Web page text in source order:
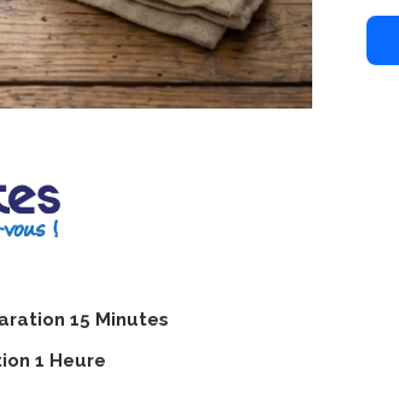
15 Minutes
1 Heure